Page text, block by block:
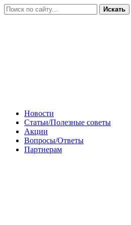
Искать
Новости
Статьи/Полезные советы
Акции
Вопросы/Ответы
Партнерам